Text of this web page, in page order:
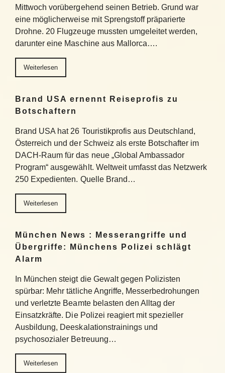
Mittwoch vorübergehend seinen Betrieb. Grund war
eine möglicherweise mit Sprengstoff präparierte
Drohne. 20 Flugzeuge mussten umgeleitet werden,
darunter eine Maschine aus Mallorca….
Weiterlesen
Brand USA ernennt Reiseprofis zu
Botschaftern
Brand USA hat 26 Touristikprofis aus Deutschland,
Österreich und der Schweiz als erste Botschafter im
DACH-Raum für das neue „Global Ambassador
Program“ ausgewählt. Weltweit umfasst das Netzwerk
250 Expedienten. Quelle Brand…
Weiterlesen
München News : Messerangriffe und
Übergriffe: Münchens Polizei schlägt
Alarm
In München steigt die Gewalt gegen Polizisten
spürbar: Mehr tätliche Angriffe, Messerbedrohungen
und verletzte Beamte belasten den Alltag der
Einsatzkräfte. Die Polizei reagiert mit spezieller
Ausbildung, Deeskalationstrainings und
psychosozialer Betreuung…
Weiterlesen